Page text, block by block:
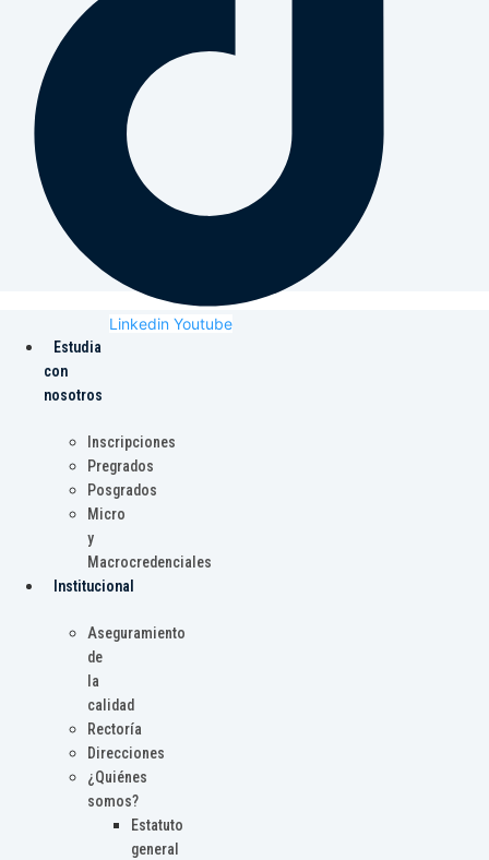
Linkedin Youtube
Estudia
con
nosotros
Inscripciones
Pregrados
Posgrados
Micro
y
Macrocredenciales
Institucional
Aseguramiento
de
la
calidad
Rectoría
Direcciones
¿Quiénes
somos?
Estatuto
general